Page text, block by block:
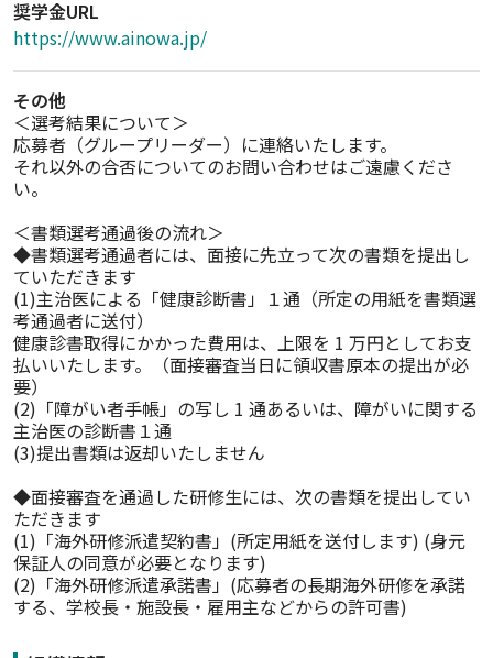
奨学金URL
https://www.ainowa.jp/
その他
＜選考結果について＞
応募者（グループリーダー）に連絡いたします。
それ以外の合否についてのお問い合わせはご遠慮くださ
い。
＜書類選考通過後の流れ＞
◆書類選考通過者には、面接に先立って次の書類を提出し
ていただきます
(1)主治医による「健康診断書」１通（所定の用紙を書類選
考通過者に送付）
健康診書取得にかかった費用は、上限を 1 万円としてお支
払いいたします。（面接審査当日に領収書原本の提出が必
要）
(2)「障がい者手帳」の写し 1 通あるいは、障がいに関する
主治医の診断書１通
(3)提出書類は返却いたしません
◆面接審査を通過した研修生には、次の書類を提出してい
ただきます
(1)「海外研修派遣契約書」(所定用紙を送付します) (身元
保証人の同意が必要となります)
(2)「海外研修派遣承諾書」(応募者の長期海外研修を承諾
する、学校長・施設長・雇用主などからの許可書)